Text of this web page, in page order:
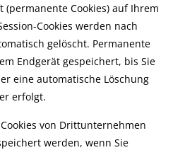
(permanente Cookies) auf Ihrem
Cookies werden nach
gelöscht. Permanente
Endgerät gespeichert, bis Sie
eine automatische Löschung
erfolgt.
von Drittunternehmen
werden, wenn Sie